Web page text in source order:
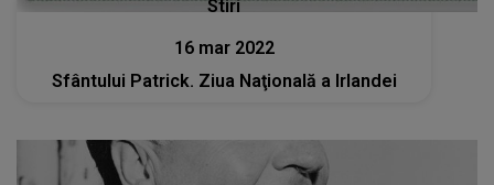
Stiri
16 mar 2022
Sfântului Patrick. Ziua Naţională a Irlandei